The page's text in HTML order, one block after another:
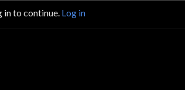
in to continue. Log in